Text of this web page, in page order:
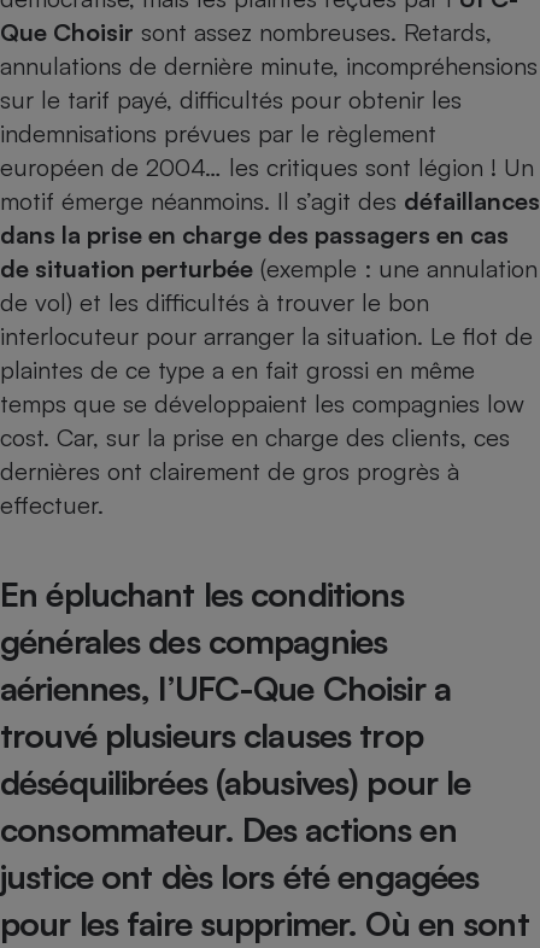
Que Choisir sont assez nombreuses. Retards,
annulations de dernière minute, incompréhensions
sur le tarif payé, difficultés pour obtenir les
indemnisations prévues par le règlement
européen de 2004… les critiques sont légion ! Un
motif émerge néanmoins. Il s’agit des défaillances
dans la prise en charge des passagers en cas
de situation perturbée (exemple : une annulation
de vol) et les difficultés à trouver le bon
interlocuteur pour arranger la situation. Le flot de
plaintes de ce type a en fait grossi en même
temps que se développaient les compagnies low
cost. Car, sur la prise en charge des clients, ces
dernières ont clairement de gros progrès à
effectuer.
En épluchant les conditions
générales des compagnies
aériennes, l’UFC-Que Choisir a
trouvé plusieurs clauses trop
déséquilibrées (abusives) pour le
consommateur. Des actions en
justice ont dès lors été engagées
pour les faire supprimer. Où en sont